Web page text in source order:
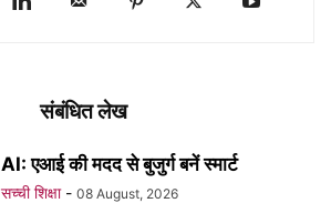
संबंधित लेख
AI: एआई की मदद से बुजुर्ग बनें स्मार्ट
सच्ची शिक्षा - 08 August, 2026